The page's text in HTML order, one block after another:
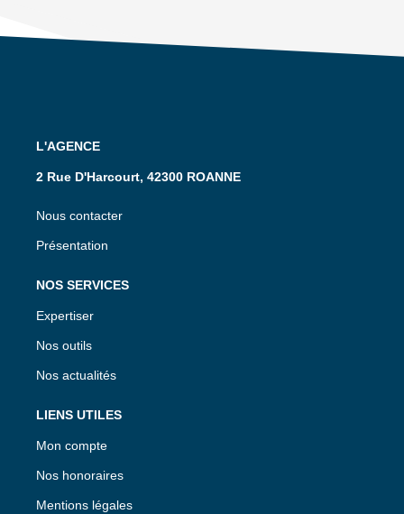
L'AGENCE
2 Rue D'Harcourt, 42300 ROANNE
Nous contacter
Présentation
NOS SERVICES
Expertiser
Nos outils
Nos actualités
LIENS UTILES
Mon compte
Nos honoraires
Mentions légales